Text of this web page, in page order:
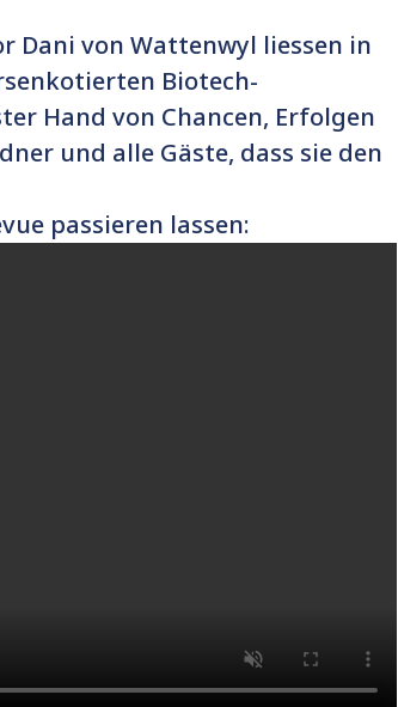
Dani von Wattenwyl liessen in
Biotech-
Hand von Chancen, Erfolgen
und alle Gäste, dass sie den
passieren lassen: